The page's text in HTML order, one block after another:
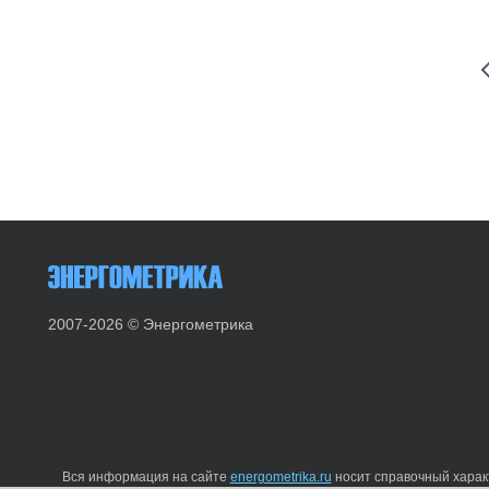
2007-2026 © Энергометрика
Вся информация на сайте energometrika.ru носит справочный